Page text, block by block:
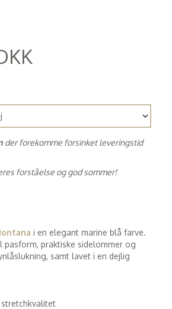
der forekomme forsinket leveringstid
forståelse og god sommer!
i en elegant marine blå farve.
pasform, praktiske sidelommer og
samt lavet i en dejlig